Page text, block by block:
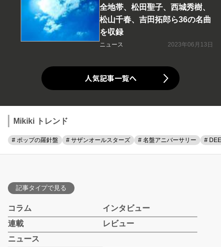
全地帯、松田聖子、西城秀樹、
松山千春、吉田拓郎ら36の名曲
を収録
ニュース 2023年06月13日
人気記事一覧へ
Mikiki トレンド
# ポップの羅針盤 # サザンオールスターズ # 名盤アニバーサリー #
記事タイプで見る
コラム
インタビュー
連載
レビュー
ニュース